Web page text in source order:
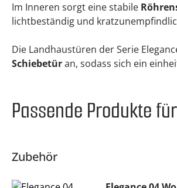
Im Inneren sorgt eine stabile
lichtbeständig und
Die Landhaustüren der Serie
Schiebetüran, sodass sich ein
Passende Produkte
Zubehör